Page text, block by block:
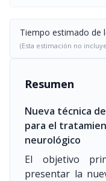
Tiempo estimado de
(Esta estimación no
Resumen
Nueva técnica
para el
neurológico
El objetivo
presentar la